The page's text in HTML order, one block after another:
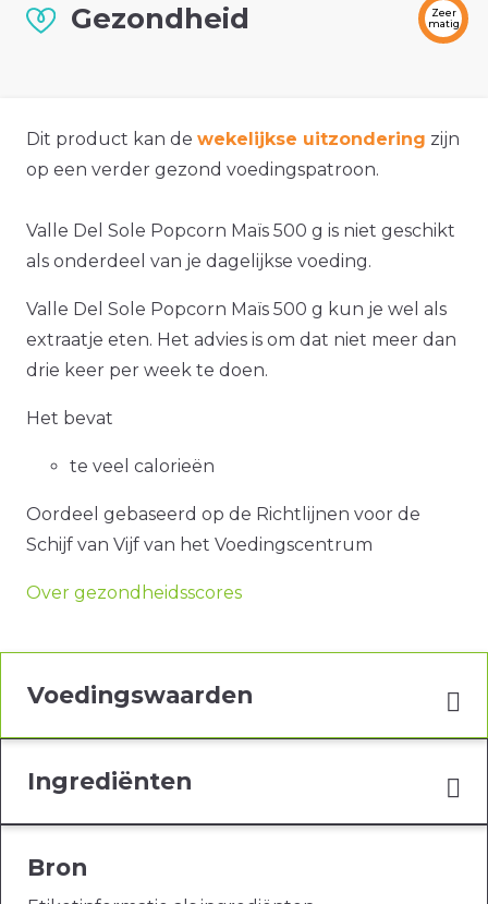
Gezondheid
Zeer
matig
Dit product kan de wekelijkse uitzondering zijn
op een verder gezond voedingspatroon.
Valle Del Sole Popcorn Maïs 500 g is niet geschikt
als onderdeel van je dagelijkse voeding.
Valle Del Sole Popcorn Maïs 500 g kun je wel als
extraatje eten. Het advies is om dat niet meer dan
drie keer per week te doen.
Het bevat
te veel calorieën
Oordeel gebaseerd op de Richtlijnen voor de
Schijf van Vijf van het Voedingscentrum
Over gezondheidsscores
Voedingswaarden
Ingrediënten
Bron